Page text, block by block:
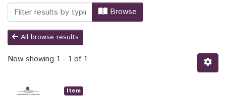
Browsing BIUNILA - Biblioteca Latino-
Browse
All browse results
Now showing 1 - 1 of 1
Item